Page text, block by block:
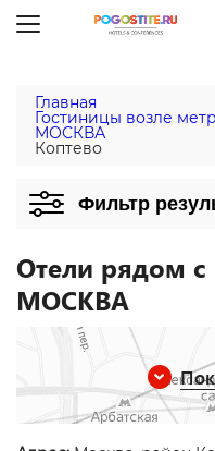
Главная
Гостиницы возле
МОСКВА
Коптево
Фильтр
Отели рядом с
МОСКВА